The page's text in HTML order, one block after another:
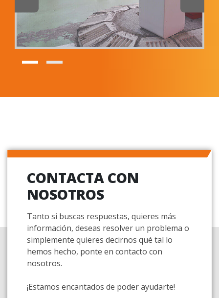
política de privacidad
Productos
CONTACTA CON
NOSOTROS
Tanto si buscas respuestas, quieres más
información, deseas resolver un problema o
simplemente quieres decirnos qué tal lo
hemos hecho, ponte en contacto con
nosotros.
¡Estamos encantados de poder ayudarte!